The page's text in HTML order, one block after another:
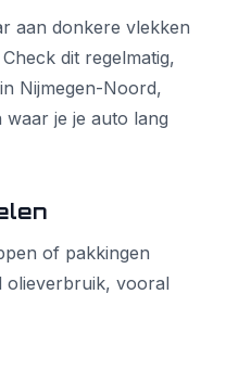
aan donkere vlekken
dit regelmatig,
Nijmegen-Noord,
je je auto lang
of pakkingen
olieverbruik, vooral